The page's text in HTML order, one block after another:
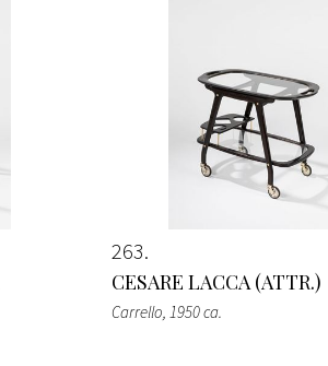
263
CESARE LACCA (ATTR.)
Carrello, 1950 ca.